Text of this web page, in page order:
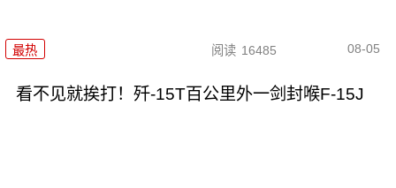
最热 阅读 16485 08-05
看不见就挨打！歼-15T百公里外一剑封喉F-15J